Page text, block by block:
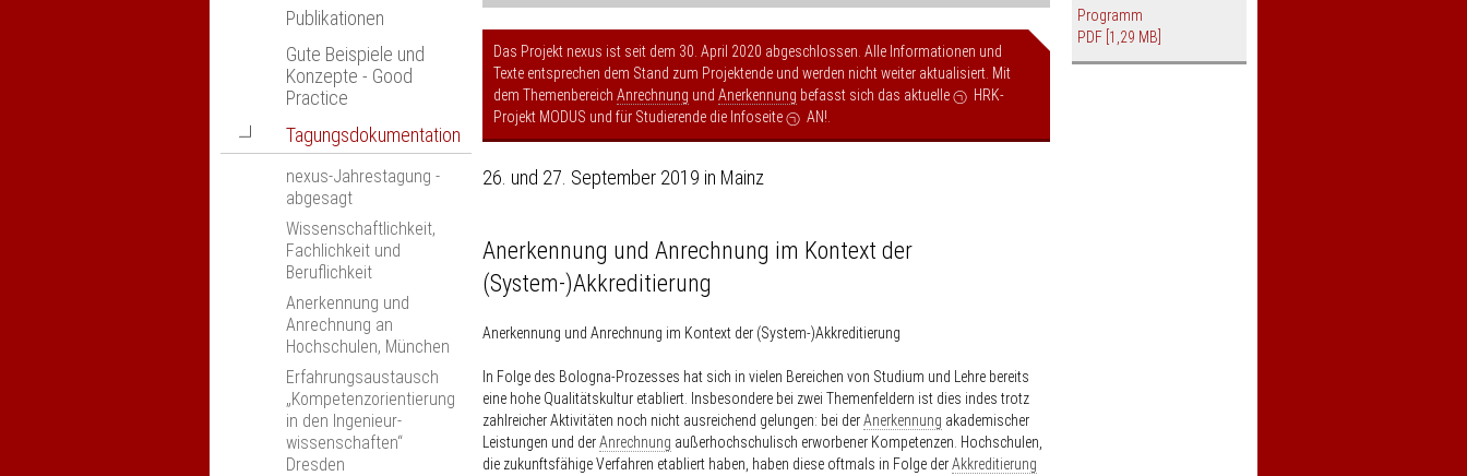
Publikationen
Gute Beispiele und
Konzepte - Good
Practice
Tagungsdokumentation
Navigation
nexus-Jahrestagung -
abgesagt
Wissenschaftlichkeit,
Fachlichkeit und
Beruflichkeit
Anerkennung und
Anrechnung an
Hochschulen, München
Erfahrungsaustausch
„Kompetenzorientierung
in den Ingenieur­
wissenschaften“
Dresden
Das Projekt nexus ist seit dem 30. April 2020 abgeschlossen. Alle Informationen und
Texte entsprechen dem Stand zum Projektende und werden nicht weiter aktualisiert. Mit
dem Themenbereich Anrechnung und Anerkennung befasst sich das aktuelle
HRK-
Projekt MODUS und für Studierende die Infoseite AN!
26. und 27. September 2019 in Mainz
Anerkennung und Anrechnung im Kontext der
(System-)Akkreditierung
Anerkennung und Anrechnung im Kontext der (System-)Akkreditierung
In Folge des Bologna-Prozesses hat sich in vielen Bereichen von Studium und Lehre bereits
eine hohe Qualitätskultur etabliert. Insbesondere bei zwei Themenfeldern ist dies indes trotz
zahlreicher Aktivitäten noch nicht ausreichend gelungen: bei derAnerkennung akademischer
Leistungen und derAnrechnung außerhochschulisch erworbener Kompetenzen. Hochschulen,
die zukunftsfähige Verfahren etabliert haben, haben diese oftmals in Folge derAkkreditierung
Programm
PDF [1,29 MB]